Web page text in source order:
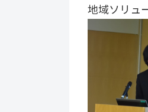
地域ソリ